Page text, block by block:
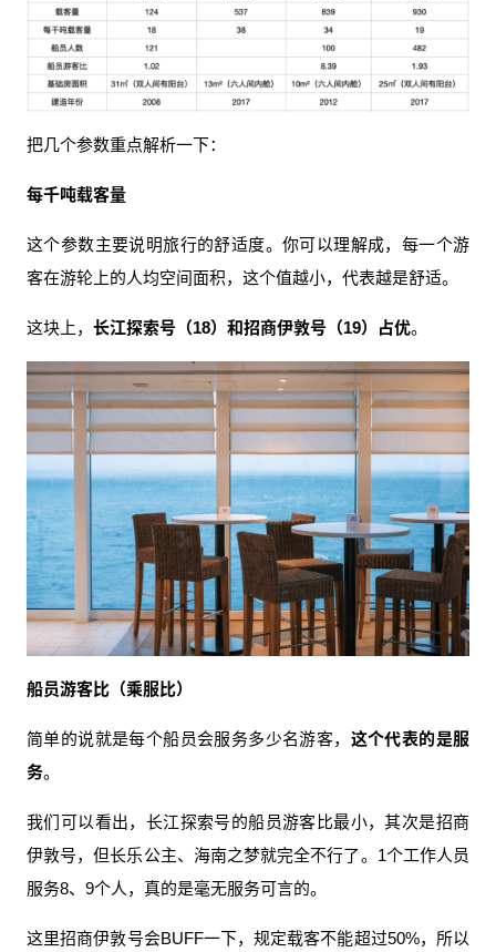
把几个参数重点解析一下：
每千吨载客量
这个参数主要说明旅行的舒适度。你可以理解成，每一个游
客在游轮上的人均空间面积，这个值越小，代表越是舒适。
这块上， 长江探索号（18）和招商伊敦号（19）占优。
船员游客比（乘服比）
简单的说就是每个船员会服务多少名游客， 这个代表的是服
务。
我们可以看出，长江探索号的船员游客比最小，其次是招商
伊敦号，但长乐公主、海南之梦就完全不行了。1个工作人员
服务8、9个人，真的是毫无服务可言的。
这里招商伊敦号会BUFF一下，规定载客不能超过50%，所以